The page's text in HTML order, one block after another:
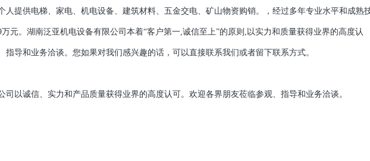
人提供电梯、家电、机电设备、建筑材料、五金交电、矿山物资购销。，经过多年专业水平和成熟
元。湖南泛亚机电设备有限公司本着“客户第一,诚信至上”的原则,以实力和质量获得业界的高度认
指导和业务洽谈。您如果对我们感兴趣的话，可以直接联系我们或者留下联系方式。
以诚信、实力和产品质量获得业界的高度认可。欢迎各界朋友莅临参观、指导和业务洽谈。